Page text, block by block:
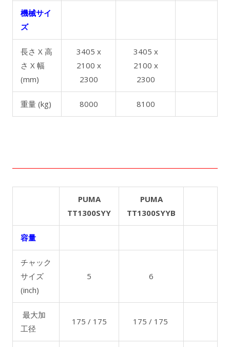
機械サイ
ズ
長さ X 高
さ X 幅
(mm)
3405 x
2100 x
2300
3405 x
2100 x
2300
重量 (kg) 8000 8100
PUMA
TT1300SYY
PUMA
TT1300SYYB
容量
チャック
サイズ
(inch)
5 6
最大加
工径
175 / 175 175 / 175